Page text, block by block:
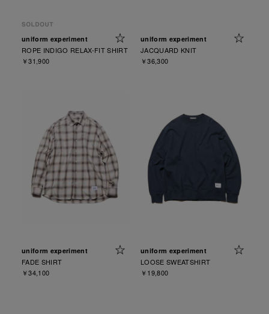
uniform experiment
ROPE INDIGO RELAX-FIT SHIRT
￥31,900
uniform experiment
JACQUARD KNIT
￥36,300
uniform experiment
FADE SHIRT
￥34,100
uniform experiment
LOOSE SWEATSHIRT
￥19,800